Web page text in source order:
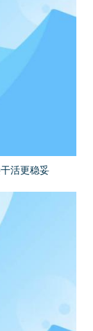
活更稳妥